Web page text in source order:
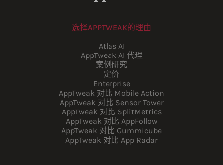
选择APPTWEAK的理由
Atlas AI
AppTweak AI 代理
案例研究
定价
Enterprise
AppTweak 对比 Mobile Action
AppTweak 对比 Sensor Tower
AppTweak 对比 SplitMetrics
AppTweak 对比 AppFollow
AppTweak 对比 Gummicube
AppTweak 对比 App Radar